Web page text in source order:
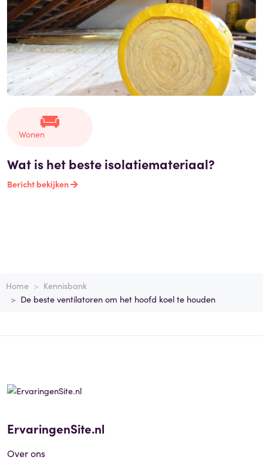
Wonen
Wat is het beste isolatiemateriaal?
Bericht bekijken
Home
Kennisbank
De beste ventilatoren om het hoofd koel te houden
ErvaringenSite.nl
Over ons